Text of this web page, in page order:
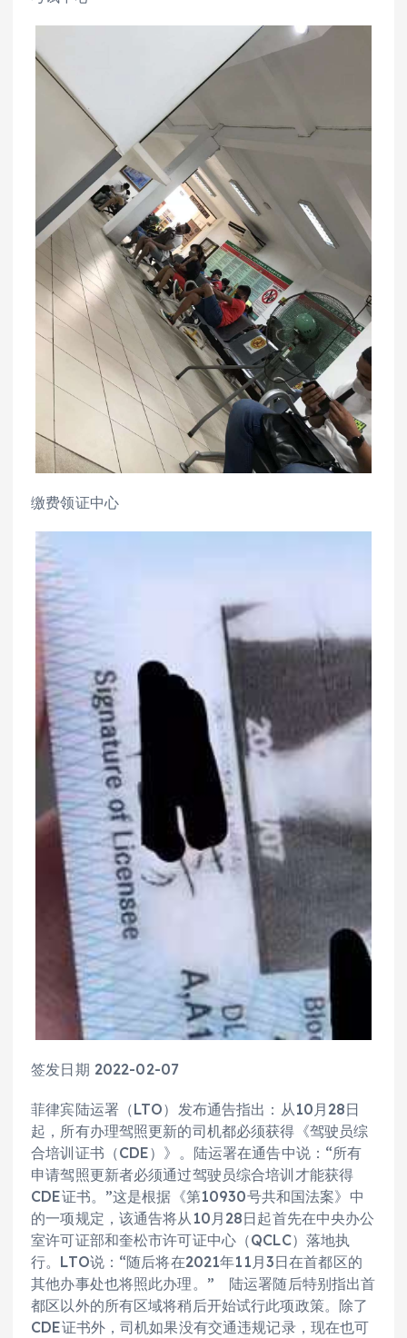
缴费领证中心
签发日期 2022-02-07
菲律宾陆运署（LTO）发布通告指出：从10月28日
起，所有办理驾照更新的司机都必须获得《驾驶员综
合培训证书（CDE）》。陆运署在通告中说：“所有
申请驾照更新者必须通过驾驶员综合培训才能获得
CDE证书。”这是根据《第10930号共和国法案》中
的一项规定，该通告将从10月28日起首先在中央办公
室许可证部和奎松市许可证中心（QCLC）落地执
行。LTO说：“随后将在2021年11月3日在首都区的
其他办事处也将照此办理。” 陆运署随后特别指出首
都区以外的所有区域将稍后开始试行此项政策。除了
CDE证书外，司机如果没有交通违规记录，现在也可